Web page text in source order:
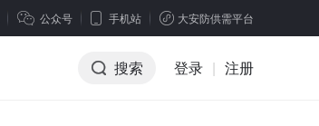
公众号 手机站 大安防供需平台
搜索 登录 | 注册